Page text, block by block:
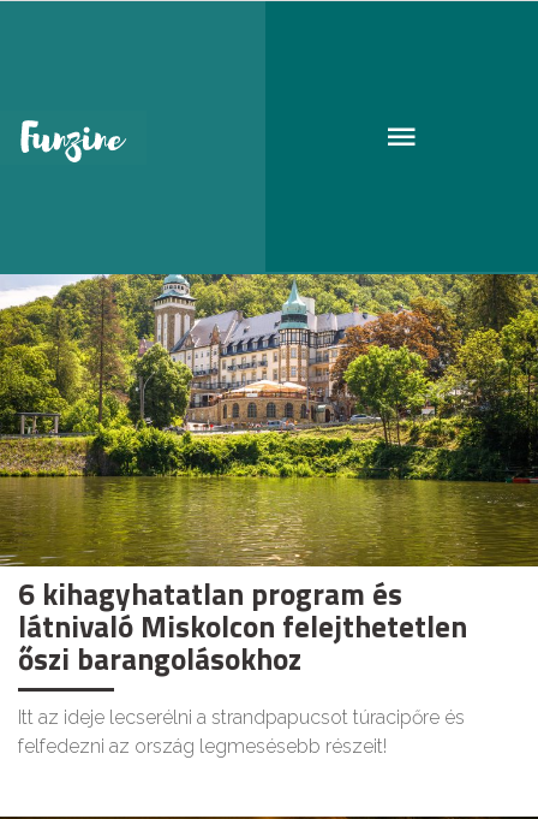
Következő események
6 kihagyhatatlan program és
látnivaló Miskolcon felejthetetlen
őszi barangolásokhoz
Itt az ideje lecserélni a strandpapucsot túracipőre és
felfedezni az ország legmesésebb részeit!